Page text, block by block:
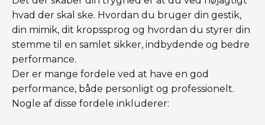
hvad der skal ske. Hvordan du bruger din gestik,
din mimik, dit kropssprog og hvordan du styrer din
stemme til en samlet sikker, indbydende og bedre
performance.
Der er mange fordele ved at have en god
performance, både personligt og professionelt.
Nogle af disse fordele inkluderer: